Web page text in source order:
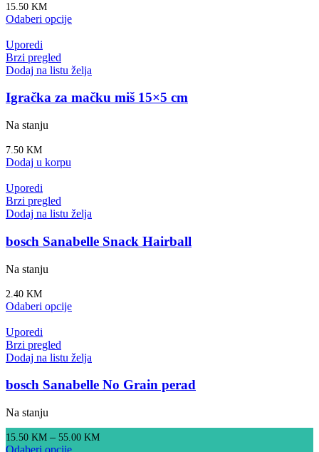
15.50 KM
Odaberi opcije
Uporedi
Brzi pregled
Dodaj na listu želja
Igračka za mačku miš 15×5 cm
Na stanju
7.50 KM
Dodaj u korpu
Uporedi
Brzi pregled
Dodaj na listu želja
bosch Sanabelle Snack Hairball
Na stanju
2.40 KM
Odaberi opcije
Uporedi
Brzi pregled
Dodaj na listu želja
bosch Sanabelle No Grain perad
Na stanju
15.50 KM – 55.00 KM
Odaberi opcije